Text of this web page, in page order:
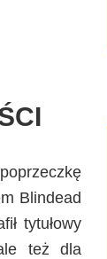
Blindead
tytułowy
też dla